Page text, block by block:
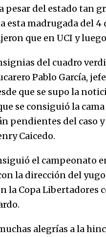
del estado tan
esta madrugada del 4
que en UCI y
del cuadro
Pablo García,
que se supo la
se consiguió la
pendientes del caso
Caicedo.
el campeonato
la dirección del
la Copa Libertadores
alegrías a la